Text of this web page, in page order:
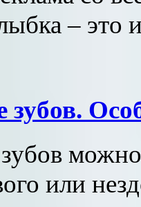
– это
или